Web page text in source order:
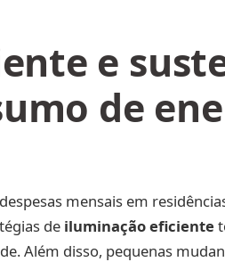
e
de
mensais em
de iluminação eficiente
Além disso, pequenas